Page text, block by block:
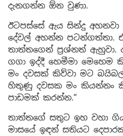
දැනගන්න ඕන වුණා.
ඊටපස්සේ ඇය සින්දු අහනවා
දේවල් අහන්න පටන්ගත්තා.
තාත්තගෙන් ප්‍රශ්නත් ඇහුවා.
ගගා ඉද්දී හෙමීමා මෙහෙම
මං දවසක් කිව්වා මට
හිතුණු දවසක මං කියන්නං
පාඩමක් කරන්න.”
තාත්තගේ සතුට ඉහ වහා
මාසයේ ඉඳන් සතියට